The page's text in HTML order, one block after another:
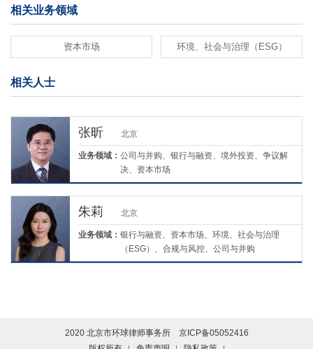
相关业务领域
资本市场 环境、社会与治理（ESG）
相关人士
张昕 北京
业务领域： 公司与并购、银行与融资、境外投资、争议解
决、资本市场
朱莉 北京
业务领域： 银行与融资、资本市场、环境、社会与治理
（ESG）、合规与风控、公司与并购
2020 北京市环球律师事务所 京ICP备05052416